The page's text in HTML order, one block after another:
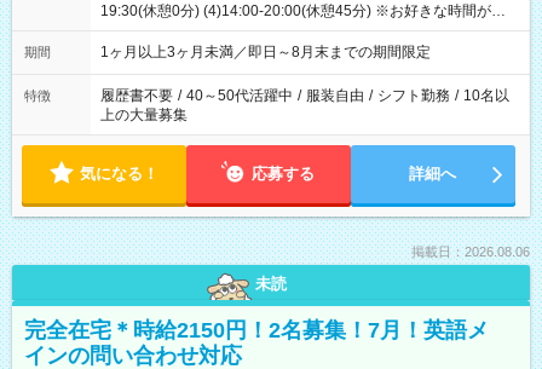
19:30(休憩0分) (4)14:00-20:00(休憩45分) ※お好きな時間が選べ
ます
期間 1ヶ月以上3ヶ月未満／即日～8月末までの期間限定
特徴 履歴書不要 / 40～50代活躍中 / 服装自由 / シフト勤務 / 10名以
上の大量募集
気になる！ 応募する 詳細へ
掲載日：2026.08.06
未読
完全在宅＊時給2150円！2名募集！7月！英語メ
インの問い合わせ対応